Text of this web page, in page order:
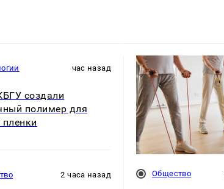
час назад
создали
полимер для
2 часа назад Общество